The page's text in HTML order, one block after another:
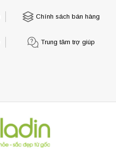
Chính sách bán hàng
Trung tâm trợ giúp